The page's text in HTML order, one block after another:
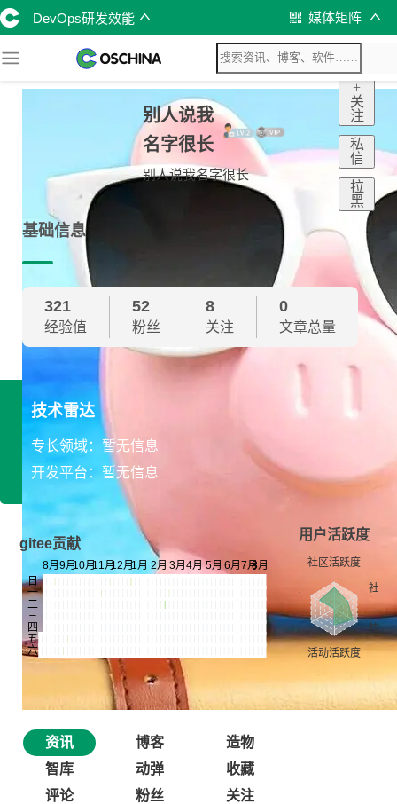
DevOps研发效能 媒体矩阵
别人说我
名字很长
别人说我名字很长
+
关
注
私
信
拉
黑
基础信息
321
经验值
52
粉丝
8
关注
0
文章总量
技术雷达
专长领域：暂无信息
开发平台：暂无信息
gitee贡献
用户活跃度
资讯 博客
造物
智库
动弹
收藏
评论
粉丝 关注